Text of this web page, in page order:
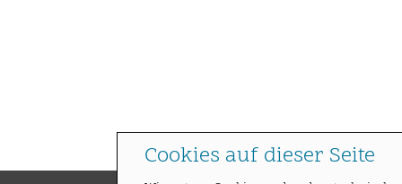
Cookies auf dieser Seite